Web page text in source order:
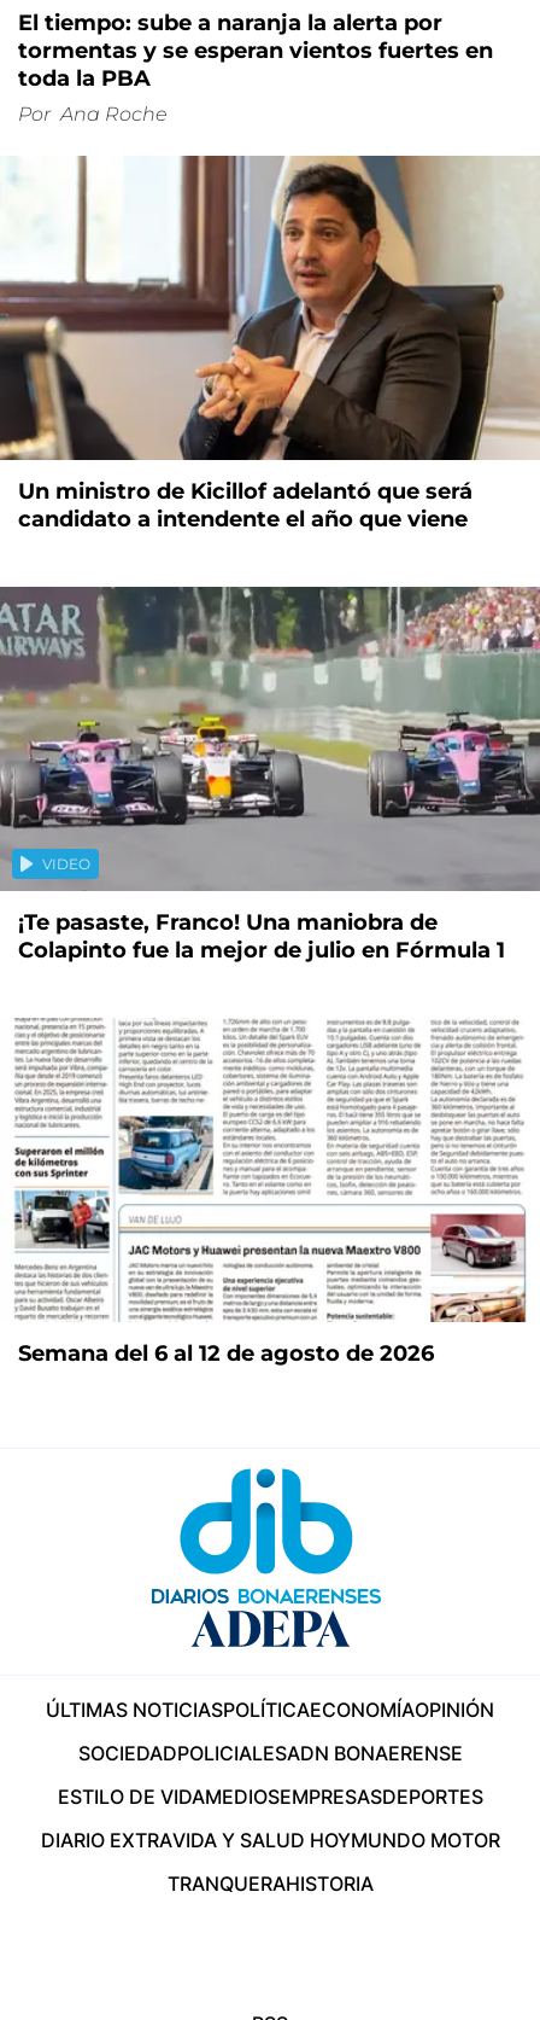
El tiempo: sube a naranja la alerta por
tormentas y se esperan vientos fuertes en
toda la PBA
Por Ana Roche
Un ministro de Kicillof adelantó que será
candidato a intendente el año que viene
VIDEO
¡Te pasaste, Franco! Una maniobra de
Colapinto fue la mejor de julio en Fórmula 1
Semana del 6 al 12 de agosto de 2026
ÚLTIMAS NOTICIASPOLÍTICAECONOMÍAOPINIÓN
SOCIEDADPOLICIALESADN BONAERENSE
ESTILO DE VIDAMEDIOSEMPRESASDEPORTES
DIARIO EXTRAVIDA Y SALUD HOYMUNDO MOTOR
TRANQUERAHISTORIA